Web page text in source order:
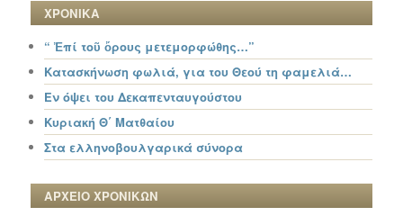
ΧΡΟΝΙΚΑ
“ Ἐπί τοῦ ὄρους μετεμορφώθης…”
Κατασκήνωση φωλιά, για του Θεού τη φαμελιά…
Εν όψει του Δεκαπενταυγούστου
Κυριακή Θ΄ Ματθαίου
Στα ελληνοβουλγαρικά σύνορα
ΑΡΧΕΙΟ ΧΡΟΝΙΚΩΝ